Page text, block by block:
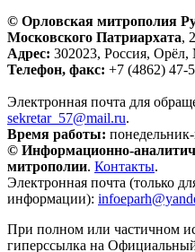
© Орловская митрополия
Московского Патриархата,
Адрес: 302023, Россия,
Телефон, факс: +7 (4862) 47-
Электронная почта для
sekretar_57@mail.ru.
Время работы:
© Информационно-
митрополии. Контакты.
Электронная почта (только
информации):
При полном или частичном
гиперссылка на